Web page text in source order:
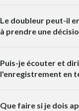
Le doubleur peut-il
à prendre une
Puis-je écouter et
l'enregistrement en
Que faire si je dois